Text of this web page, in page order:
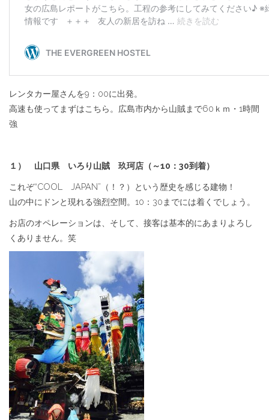
レンタカー屋さんを9：00に出発。
高速も使ってまずはこちら。広島市内から山賊まで60ｋｍ・1時間
強
１） 山口県 いろり山賊 玖珂店（～10：30到着）
これぞ“COOL JAPAN”（！？）という歴史を感じる建物！
山の中にドンと現れる強烈空間。10：30までには着くでしょう。
お店のオペレーションは、そして、接客は基本的にあまりよろし
くありません。笑